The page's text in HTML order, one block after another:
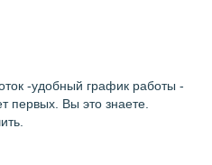
-удобный график работы -
Вы это знаете.